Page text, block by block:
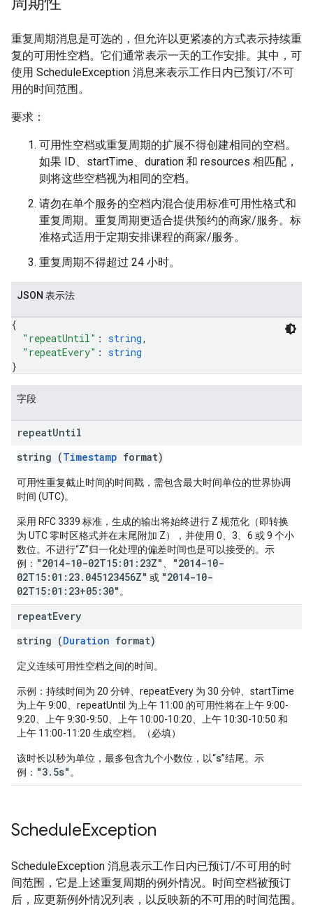
重复周期消息是可选的，但允许以更紧凑的方式表示持续重
复的可用性空档。它们通常表示一天的工作安排。其中，可
使用 ScheduleException 消息来表示工作日内已预订/不可
用的时间范围。
要求：
可用性空档或重复周期的扩展不得创建相同的空档。
如果 ID、startTime、duration 和 resources 相匹配，
则将这些空档视为相同的空档。
请勿在单个服务的空档内混合使用标准可用性格式和
重复周期。重复周期更适合提供预约的商家/服务。标
准格式适用于定期安排课程的商家/服务。
重复周期不得超过 24 小时。
JSON 表示法
{
"repeatUntil" : string,
"repeatEvery" : string
}
字段
repeatUntil
string (Timestamp format)
可用性重复截止时间的时间戳，需包含最大时间单位的世界协调
时间 (UTC)。
采用 RFC 3339 标准，生成的输出将始终进行 Z 规范化（即转换
为 UTC 零时区格式并在末尾附加 Z），并使用 0、3、6 或 9 个小
数位。不进行“Z”归一化处理的偏差时间也是可以接受的。示
例： "2014-10-02T15:01:23Z"
"2014-10-
02T15:01:23.045123456Z" 或 "2014-10-
02T15:01:23+05:30" 。
repeatEvery
string (Duration format)
定义连续可用性空档之间的时间。
示例：持续时间为 20 分钟、repeatEvery 为 30 分钟、startTime
为上午 9:00、repeatUntil 为上午 11:00 的可用性将在上午 9:00-
9:20、上午 9:30-9:50、上午 10:00-10:20、上午 10:30-10:50 和
上午 11:00-11:20 生成空档。（必填）
该时长以秒为单位，最多包含九个小数位，以“s”结尾。示
例： "3.5s" 。
ScheduleException
ScheduleException 消息表示工作日内已预订/不可用的时
间范围，它是上述重复周期的例外情况。时间空档被预订
后，应更新例外情况列表，以反映新的不可用的时间范围。